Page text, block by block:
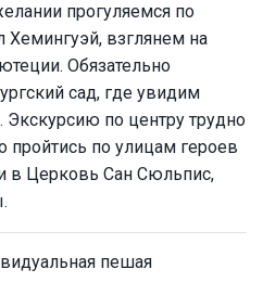
прогуляемся по
Хемингуэй, взглянем на
Обязательно
сад, где увидим
по центру трудно
по улицам героев
в Церковь Сан Сюльпис,
пешая